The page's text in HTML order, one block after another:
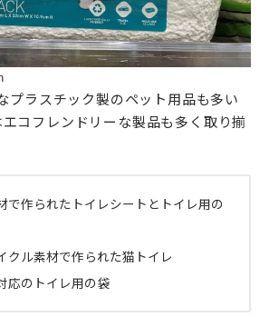
プラスチック製のペット用品も多い
コフレンドリーな製品も多く取り揃
で作られたトイレシートとトイレ用の
クル素材で作られた猫トイレ
応のトイレ用の袋